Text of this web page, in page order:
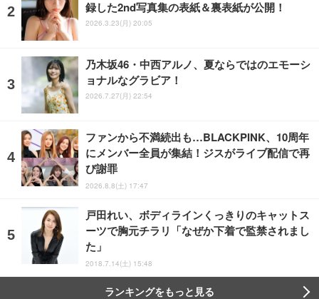
録した2nd写真集の表紙＆裏表紙が公開！
2026.3.23(月) 20:05
乃木坂46・中西アルノ、夏ならではのエモーシ
ョナルなグラビア！
2026.7.27(月) 22:54
ファンから不満続出も…BLACKPINK、10周年
にメンバー全員が集結！ジスがライブ配信で再
び謝罪
2026.8.8(土) 17:47
戸田れい、ボディラインくっきりのキャットス
ーツで胸元チラリ「なぜか下着で監禁されまし
た」
2018.7.14(土) 15:48
ランキングをもっと見る